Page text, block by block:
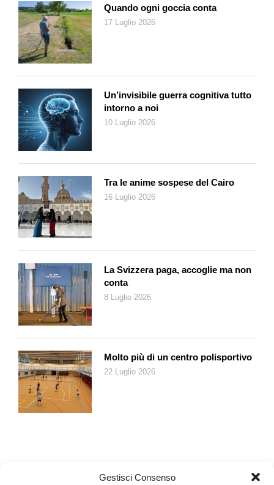
Gestisci Consenso
Quando ogni goccia conta
17 Luglio 2026
Un’invisibile guerra cognitiva tutto
intorno a noi
10 Luglio 2026
Tra le anime sospese del Cairo
16 Luglio 2026
La Svizzera paga, accoglie ma non
conta
8 Luglio 2026
Molto più di un centro polisportivo
22 Luglio 2026